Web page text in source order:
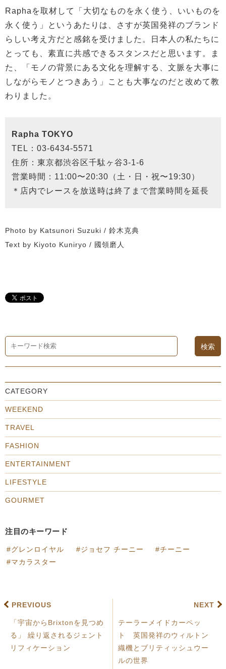
Raphaを取材して「大切なものを永く使う、いいものを
永く使う」というあたりは、さすが英国発祥のブランド
らしい考え方だと感銘を受けました。日本人の私たちに
とっても、素直に共感できるスタンスだと思います。ま
た、「モノの背景にある文化を理解する、文脈を大事に
しながらモノとつきあう」ことも大事なのだと改めて教
わりました。
Rapha TOKYO
TEL：03-6434-5571
住所：東京都渋谷区千駄ヶ谷3-1-6
営業時間：11:00〜20:30（土・日・祝〜19:30）
＊店内でレースを放送時は終了まで営業時間を延長
Photo by Katsunori Suzuki / 鈴木克典
Text by Kiyoto Kuniryo / 國領磨人
CATEGORY
WEEKEND
TRAVEL
FASHION
ENTERTAINMENT
LIFESTYLE
GOURMET
注目のキーワード
グレンロイヤル ジョセフ チーニー
チーニー
マカラスター
PREVIOUS
「宇宙からBrixtonを見つめ
る」 繰り返されるジェント
リフィケーション
NEXT
テーラーメイドカーペッ
ト 英国発祥のウィルトン
織機とブリティッシュウー
ルの世界